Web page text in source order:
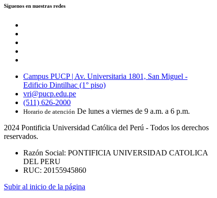
Síguenos en nuestras redes
Campus PUCP | Av. Universitaria 1801, San Miguel -
Edificio Dintilhac (1° piso)
vri@pucp.edu.pe
(511) 626-2000
Horario de atención De lunes a viernes de 9 a.m. a 6 p.m.
2024 Pontificia Universidad Católica del Perú - Todos los derechos
reservados.
Razón Social: PONTIFICIA UNIVERSIDAD CATOLICA
DEL PERU
RUC: 20155945860
Subir al inicio de la página